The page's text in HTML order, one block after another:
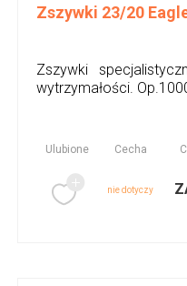
Zszywki 23/20
Zszywki
wytrzymałości.
Ulubione Cecha
nie dotyczy